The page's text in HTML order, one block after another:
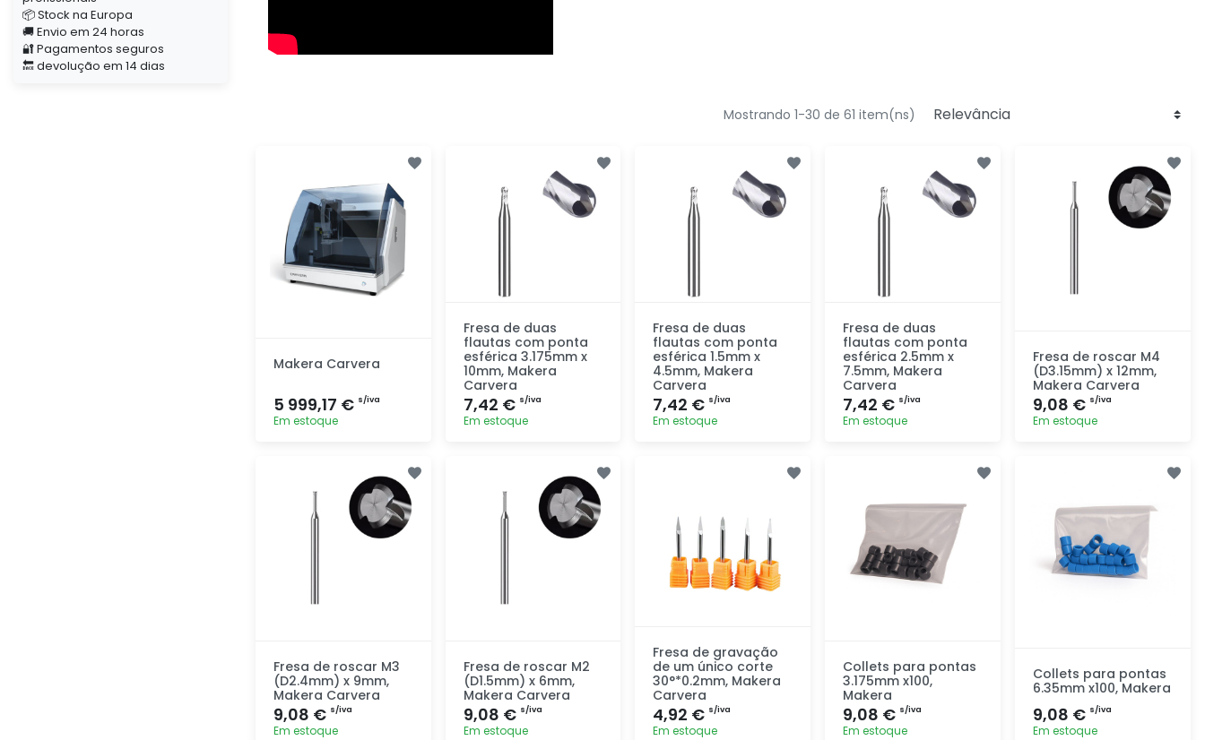
📦 Stock na Europa
🚚 Envio em 24 horas
🔐 Pagamentos seguros
🔙 devolução em 14 dias
Mostrando 1-30 de 61 item(ns)
Makera Carvera
5 999,17 € s/iva
Em estoque
rapidamente
Fresa de duas
flautas com ponta
esférica 3.175mm x
10mm, Makera
Carvera
7,42 € s/iva
Em estoque
rapidamente
Fresa de duas
flautas com ponta
esférica 1.5mm x
4.5mm, Makera
Carvera
7,42 € s/iva
Em estoque
Fresa de duas
flautas com ponta
esférica 2.5mm x
7.5mm, Makera
Carvera
7,42 € s/iva
Em estoque
Fresa de roscar M4
(D3.15mm) x 12mm,
Makera Carvera
9,08 € s/iva
Em estoque
Fresa de roscar M3
(D2.4mm) x 9mm,
Makera Carvera
9,08 € s/iva
Em estoque
Fresa de roscar M2
(D1.5mm) x 6mm,
Makera Carvera
9,08 € s/iva
Em estoque
Fresa de gravação
de um único corte
30°*0.2mm, Makera
Carvera
4,92 € s/iva
Em estoque
Collets para pontas
3.175mm x100,
Makera
9,08 € s/iva
Em estoque
Collets para pontas
6.35mm x100, Makera
9,08 € s/iva
Em estoque